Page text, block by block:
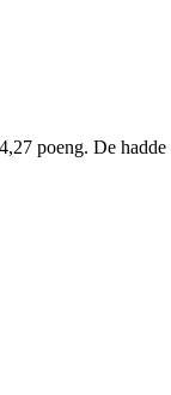
poeng. De